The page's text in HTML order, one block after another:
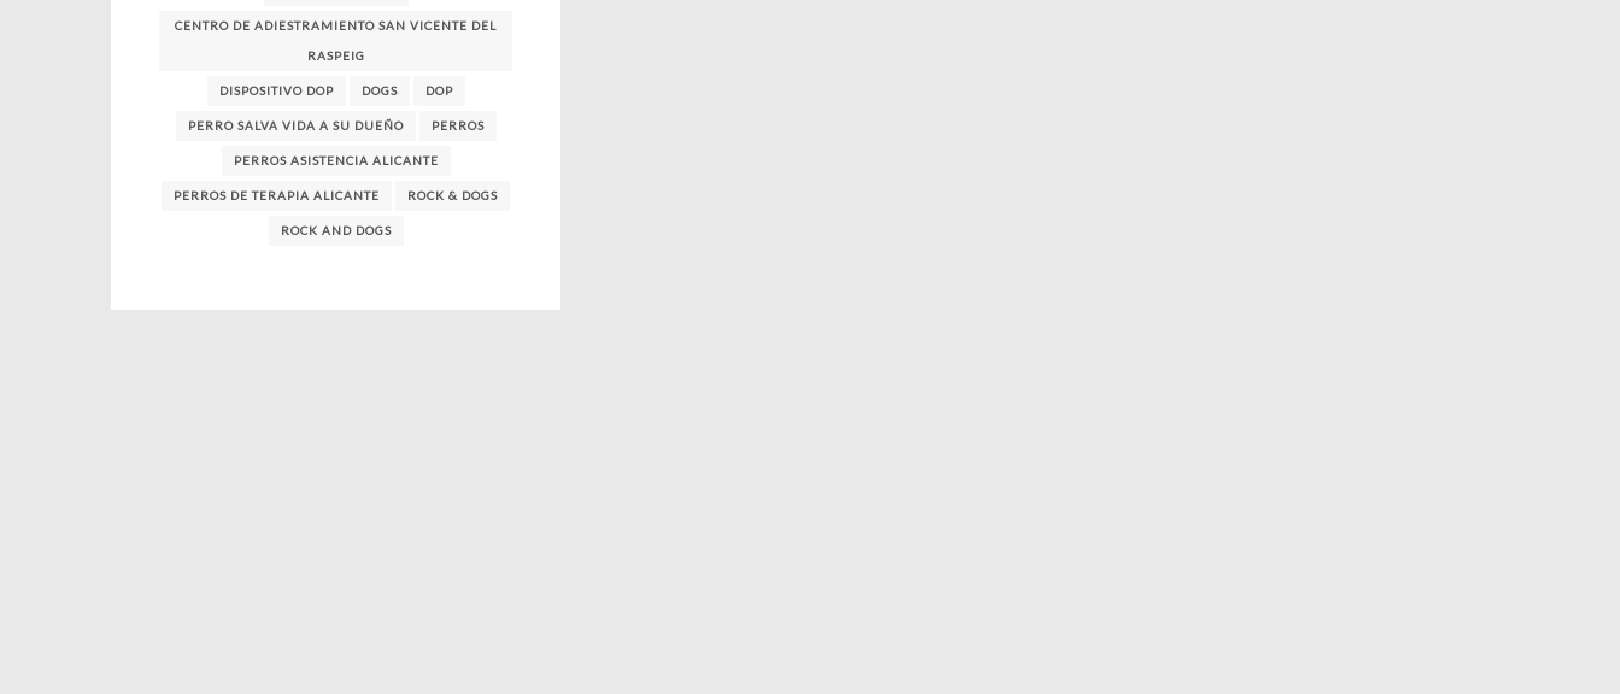
CENTRO DE ADIESTRAMIENTO SAN VICENTE DEL
RASPEIG
DISPOSITIVO DOP DOGS DOP
PERRO SALVA VIDA A SU DUEÑO PERROS
PERROS ASISTENCIA ALICANTE
PERROS DE TERAPIA ALICANTE ROCK & DOGS
ROCK AND DOGS